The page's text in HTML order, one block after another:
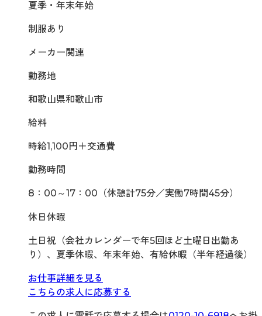
夏季・年末年始
制服あり
メーカー関連
勤務地
和歌山県和歌山市
給料
時給1,100円＋交通費
勤務時間
8：00～17：00（休憩計75分／実働7時間45分）
休日休暇
土日祝（会社カレンダーで年5回ほど土曜日出勤あ
り）、夏季休暇、年末年始、有給休暇（半年経過後）
お仕事詳細を見る
こちらの求人に応募する